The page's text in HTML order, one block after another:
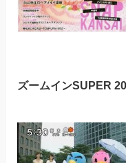
ズームインSUPER